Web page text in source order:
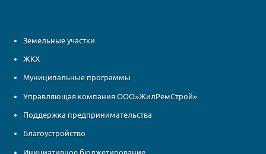
Земельные участки
ЖКХ
Муниципальные программы
Управляющая компания ООО»ЖилРемСтрой»
Поддержка предпринимательства
Благоустройство
Инициативное бюджетирование